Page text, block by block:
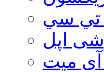
تي سي
اپل
میت